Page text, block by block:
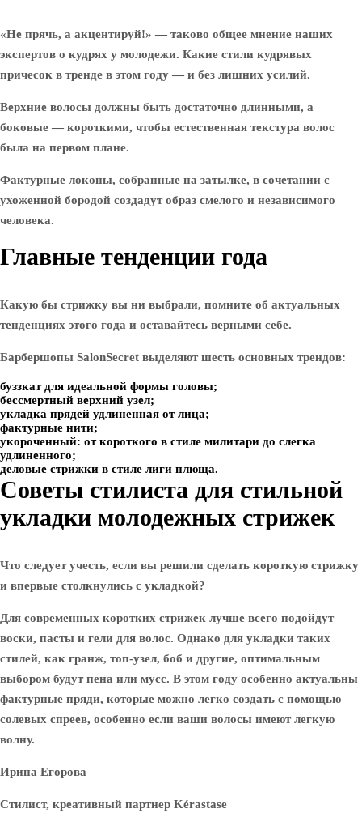
«Не прячь, а акцентируй!» — таково общее мнение наших
экспертов о кудрях у молодежи. Какие стили кудрявых
причесок в тренде в этом году — и без лишних усилий.
Верхние волосы должны быть достаточно длинными, а
боковые — короткими, чтобы естественная текстура волос
была на первом плане.
Фактурные локоны, собранные на затылке, в сочетании с
ухоженной бородой создадут образ смелого и независимого
человека.
Главные тенденции года
Какую бы стрижку вы ни выбрали, помните об актуальных
тенденциях этого года и оставайтесь верными себе.
Барбершопы SalonSecret выделяют шесть основных трендов:
буззкат для идеальной формы головы;
бессмертный верхний узел;
укладка прядей удлиненная от лица;
фактурные нити;
укороченный: от короткого в стиле милитари до слегка
удлиненного;
деловые стрижки в стиле лиги плюща.
Советы стилиста для стильной
укладки молодежных стрижек
Что следует учесть, если вы решили сделать короткую стрижку
и впервые столкнулись с укладкой?
Для современных коротких стрижек лучше всего подойдут
воски, пасты и гели для волос. Однако для укладки таких
стилей, как гранж, топ-узел, боб и другие, оптимальным
выбором будут пена или мусс. В этом году особенно актуальны
фактурные пряди, которые можно легко создать с помощью
солевых спреев, особенно если ваши волосы имеют легкую
волну.
Ирина Егорова
Стилист, креативный партнер Kérastase